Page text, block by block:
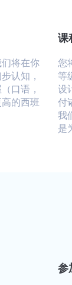
将在你
认知，
口语，
的西班
课
您
等
设
付
我
是
参